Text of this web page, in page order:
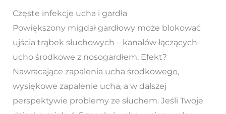
Częste infekcje ucha i gardła
Powiększony migdał gardłowy może blokować
ujścia trąbek słuchowych – kanałów łączących
ucho środkowe z nosogardłem. Efekt?
Nawracające zapalenia ucha środkowego,
wysiękowe zapalenie ucha, a w dalszej
perspektywie problemy ze słuchem. Jeśli Twoje